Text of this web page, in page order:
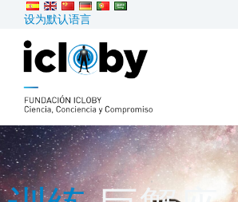
设为默认语言